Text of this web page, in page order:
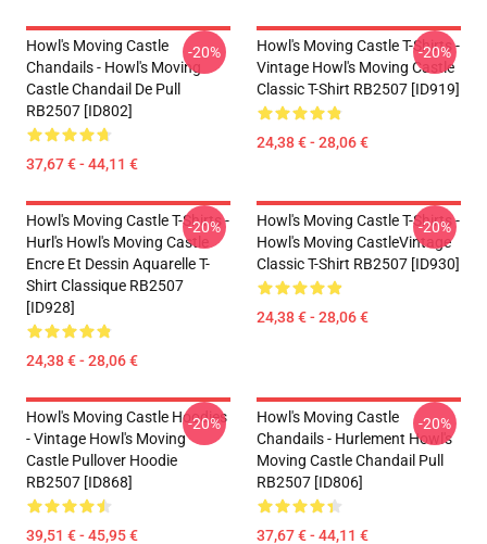
Howl's Moving Castle
Chandails - Howl's Moving
Castle Chandail De Pull
RB2507 [ID802]
37,67 € - 44,11 €
-20%
Howl's Moving Castle T-Shirts -
Vintage Howl's Moving Castle
Classic T-Shirt RB2507 [ID919]
24,38 € - 28,06 €
-20%
Howl's Moving Castle T-Shirts -
Hurl's Howl's Moving Castle
Encre Et Dessin Aquarelle T-
Shirt Classique RB2507
[ID928]
24,38 € - 28,06 €
-20%
Howl's Moving Castle T-Shirts -
Howl's Moving CastleVintage
Classic T-Shirt RB2507 [ID930]
24,38 € - 28,06 €
-20%
Howl's Moving Castle Hoodies
- Vintage Howl's Moving
Castle Pullover Hoodie
RB2507 [ID868]
39,51 € - 45,95 €
-20%
Howl's Moving Castle
Chandails - Hurlement Howl's
Moving Castle Chandail Pull
RB2507 [ID806]
37,67 € - 44,11 €
-20%